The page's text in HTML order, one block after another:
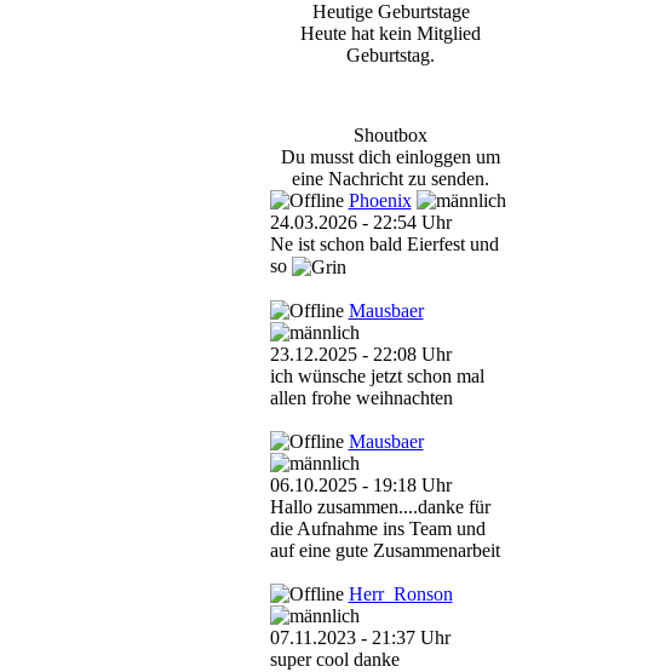
Heutige Geburtstage
Heute hat kein Mitglied
Geburtstag.
Shoutbox
Du musst dich einloggen um
eine Nachricht zu senden.
Phoenix
24.03.2026 - 22:54 Uhr
Ne ist schon bald Eierfest und
so
Mausbaer
23.12.2025 - 22:08 Uhr
ich wünsche jetzt schon mal
allen frohe weihnachten
Mausbaer
06.10.2025 - 19:18 Uhr
Hallo zusammen....danke für
die Aufnahme ins Team und
auf eine gute Zusammenarbeit
Herr_Ronson
07.11.2023 - 21:37 Uhr
super cool danke